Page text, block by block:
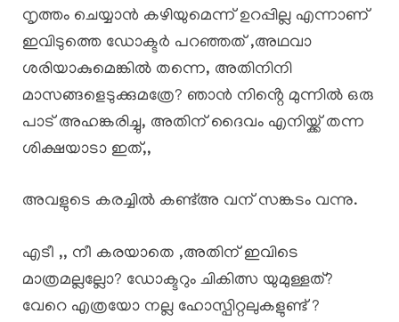
നൃത്തം ചെയ്യാൻ കഴിയുമെന്ന് ഉറപ്പില്ല എന്നാണ്
ഇവിടുത്തെ ഡോക്ടർ പറഞ്ഞത് ,അഥവാ
ശരിയാകുമെങ്കിൽ തന്നെ, അതിനിനി
മാസങ്ങളെടുക്കുമത്രേ? ഞാൻ നിൻ്റെ മുന്നിൽ ഒരു
പാട് അഹങ്കരിച്ചു, അതിന് ദൈവം എനിയ്ക്ക് തന്ന
ശിക്ഷയാടാ ഇത്,,
അവളുടെ കരച്ചിൽ കണ്ട്അ വന് സങ്കടം വന്നു.
എടീ ,, നീ കരയാതെ ,അതിന് ഇവിടെ
മാത്രമല്ലല്ലോ? ഡോക്ടറും ചികിത്സ യുമുള്ളത്?
വേറെ എത്രയോ നല്ല ഹോസ്പിറ്റലുകളുണ്ട് ?